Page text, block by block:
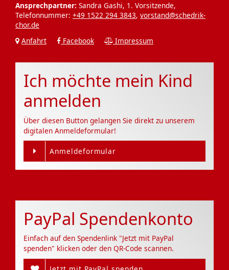
Ansprechpartner: Sandra Gashi, 1. Vorsitzende,
Telefonnummer: +49 1522 294 3843, vorstand@schedrik-
chor.de
Anfahrt
Facebook Impressum
Ich möchte mein Kind
anmelden
Über diesen Button gelangen Sie direkt zu unserem
digitalen Anmeldeformular!
Anmeldeformular
PayPal Spendenkonto
Einfach auf den Spendenlink "Jetzt mit PayPal
spenden" klicken oder den QR-Code scannen.